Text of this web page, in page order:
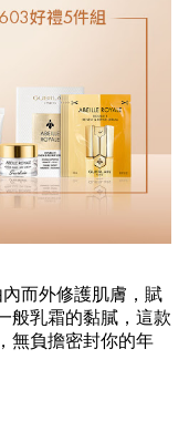
而外修護肌膚，賦
般乳霜的黏膩，這款
無負擔密封你的年